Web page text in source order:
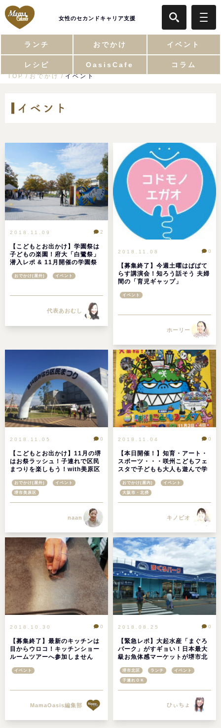
女性のセカンドキャリア支援
ランチ おでかけ イベント
レシピ OasisCafe コラム
TOP おでかけ イベント
イベント
2018.11.09
【こどもとお出かけ】学園祭は
子どもの楽園！府大「白鷺祭」
潜入レポ & 11月開催の学園祭
2
おでかけ(屋外) イベント
代表あおむし
2018.11.08
【募集終了】今週土曜はぱぱて
らす講演会！知ろう話そう 夫婦
間の「育児ギャップ」
0
イベント
ホーリー
2018.11.05
【こどもとお出かけ】11月の堺
はお祭ラッシュ！子連れで区民
まつりを楽しもう！with美原区
0
おでかけ(屋外) イベント
堺市美原区
naan
2018.11.04
【本日開催！】知育・アート・
スポーツ・・・咲州こどもフェ
スタで子どもも大人も遊んで学
0
おでかけ(屋内) イベント
大阪市・北摂
キノピオ
2018.10.30
【募集終了】最新のキッチンは
目からウロコ！キッチンショー
ルームツアーへ参加しません
0
イベント
MamaOasis編集部
2018.08.25
【緊急レポ】大起水産「まぐろ
パーク」がすギョい！日本最大
級お魚体感マーケットが堺市北
0
堺市北区 ランチ イベント
子連れＯＫ
ひぃちょ